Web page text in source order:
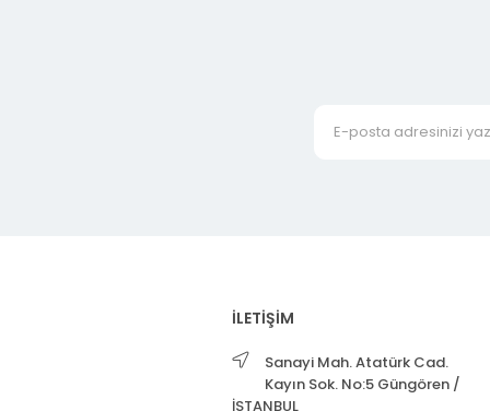
İLETİŞİM
Sanayi Mah. Atatürk Cad.
Kayın Sok. No:5 Güngören /
İSTANBUL